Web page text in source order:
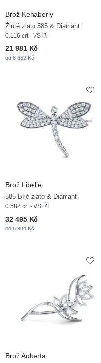
Brož Kenaberly
Žluté zlato 585 & Diamant
0.116 crt - VS
21 981 Kč
od 6 662 Kč
Brož Libelle
585 Bílé zlato & Diamant
0.582 crt - VS
32 495 Kč
od 6 984 Kč
Brož Auberta